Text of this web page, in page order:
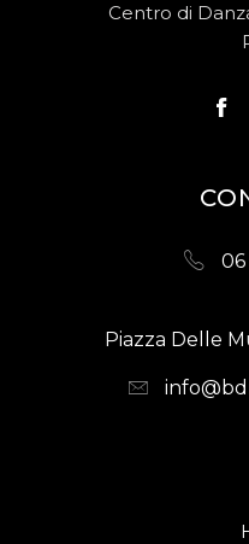
Centro di
06
Piazza Delle